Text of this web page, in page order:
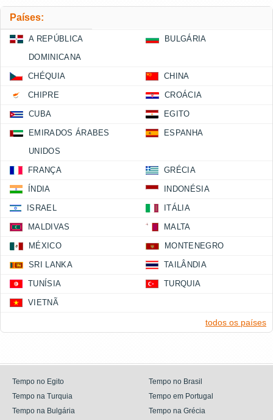
Países:
A REPÚBLICA
DOMINICANA
BULGÁRIA
CHÉQUIA CHINA
CHIPRE CROÁCIA
CUBA EGITO
EMIRADOS ÁRABES
UNIDOS
ESPANHA
FRANÇA GRÉCIA
ÍNDIA INDONÉSIA
ISRAEL ITÁLIA
MALDIVAS MALTA
MÉXICO MONTENEGRO
SRI LANKA TAILÂNDIA
TUNÍSIA TURQUIA
VIETNÃ
todos os países
Tempo no Egito
Tempo no Brasil
Tempo na Turquia
Tempo em Portugal
Tempo na Bulgária
Tempo na Grécia